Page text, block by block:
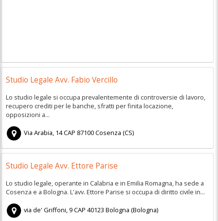
Studio Legale Avv. Fabio Vercillo
Lo studio legale si occupa prevalentemente di controversie di lavoro,
recupero crediti per le banche, sfratti per finita locazione,
opposizioni a...
Via Arabia, 14CAP 87100Cosenza (CS)
Studio Legale Avv. Ettore Parise
Lo studio legale, operante in Calabria e in Emilia Romagna, ha sede a
Cosenza e a Bologna. L'avv. Ettore Parise si occupa di diritto civile in...
via de' Griffoni, 9CAP40123 Bologna (Bologna)